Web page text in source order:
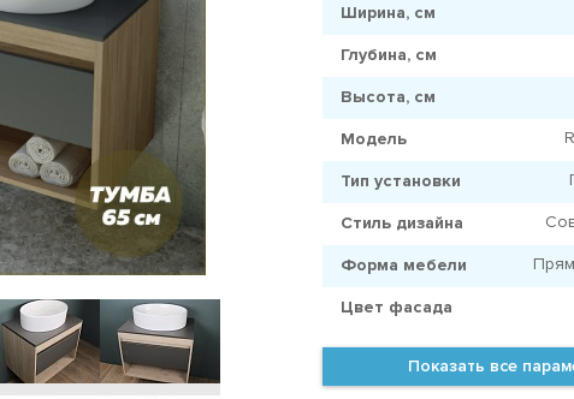
Ширина, см
Глубина, см
Высота, см
Модель
Тип установки
Стиль дизайна
Форма мебели
Цвет фасада
Показать все